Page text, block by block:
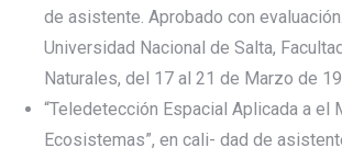
de asistente. Aprobado con
Universidad Nacional de Salta,
Naturales, del 17 al 21 de Marzo de
“Teledetección Espacial Aplicada a el
Ecosistemas”, en cali- dad de